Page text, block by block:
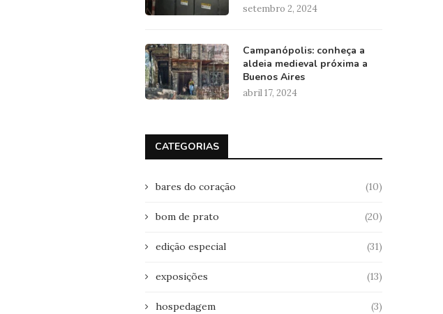
setembro 2, 2024
Campanópolis: conheça a
aldeia medieval próxima a
Buenos Aires
abril 17, 2024
CATEGORIAS
bares do coração (10)
bom de prato (20)
edição especial (31)
exposições (13)
hospedagem (3)